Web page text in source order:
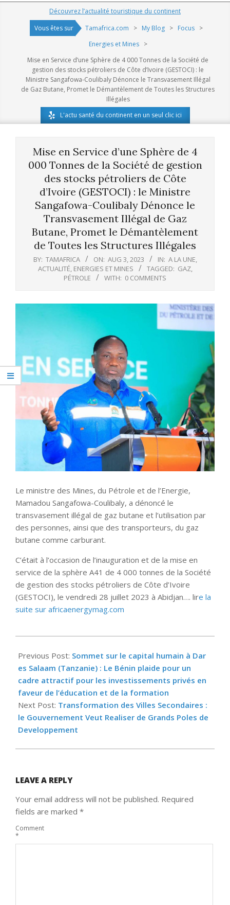
Navigation
Découvrez l’actualité touristique du continent
Vous êtes sur
Tamafrica.com > My Blog > Focus >
Energies et Mines
>
Mise en Service d’une Sphère de 4 000 Tonnes de la Société de
gestion des stocks pétroliers de Côte d’Ivoire (GESTOCI) : le
Ministre Sangafowa-Coulibaly Dénonce le Transvasement Illégal
de Gaz Butane, Promet le Démantèlement de Toutes les Structures
Illégales
L'actu santé du continent en un seul clic ici
Mise en Service d’une Sphère de 4
000 Tonnes de la Société de gestion
des stocks pétroliers de Côte
d’Ivoire (GESTOCI) : le Ministre
Sangafowa-Coulibaly Dénonce le
Transvasement Illégal de Gaz
Butane, Promet le Démantèlement
de Toutes les Structures Illégales
BY: TAMAFRICA ON: AUG 3, 2023 IN: A LA UNE,
ACTUALITÉ, ENERGIES ET MINES TAGGED: GAZ,
PÉTROLE
WITH: 0 COMMENTS
Le ministre des Mines, du Pétrole et de l’Energie,
Mamadou Sangafowa-Coulibaly, a dénoncé le
transvasement illégal de gaz butane et l’utilisation par
des personnes, ainsi que des transporteurs, du gaz
butane comme carburant.
C’était à l’occasion de l’inauguration et de la mise en
service de la sphère A41 de 4 000 tonnes de la Société
de gestion des stocks pétroliers de Côte d’Ivoire
(GESTOCI), le vendredi 28 juillet 2023 à Abidjan…. lire la
suite sur africaenergymag.com
08-
03
Previous Post: Sommet sur le capital humain à Dar
es Salaam (Tanzanie) : Le Bénin plaide pour un
cadre attractif pour les investissements privés en
faveur de l’éducation et de la formation
Next Post: Transformation des Villes Secondaires :
le Gouvernement Veut Realiser de Grands Poles de
Developpement
LEAVE A REPLY
Your email address will not be published. Required
fields are marked *
Comment
*